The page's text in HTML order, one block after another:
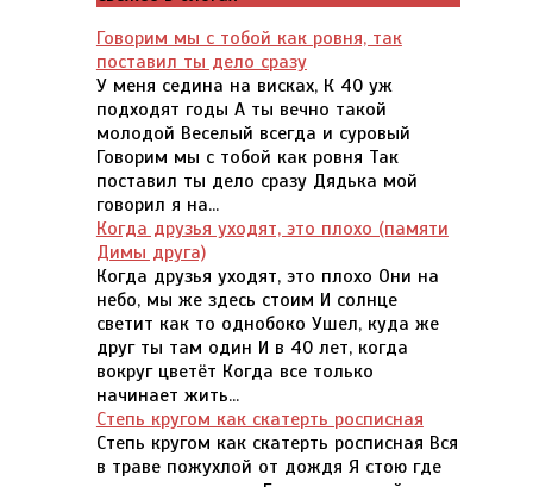
Говорим мы с тобой как ровня, так
поставил ты дело сразу
У меня седина на висках, К 40 уж
подходят годы А ты вечно такой
молодой Веселый всегда и суровый
Говорим мы с тобой как ровня Так
поставил ты дело сразу Дядька мой
говорил я на...
Когда друзья уходят, это плохо (памяти
Димы друга)
Когда друзья уходят, это плохо Они на
небо, мы же здесь стоим И солнце
светит как то однобоко Ушел, куда же
друг ты там один И в 40 лет, когда
вокруг цветёт Когда все только
начинает жить...
Степь кругом как скатерть росписная
Степь кругом как скатерть росписная Вся
в траве пожухлой от дождя Я стою где